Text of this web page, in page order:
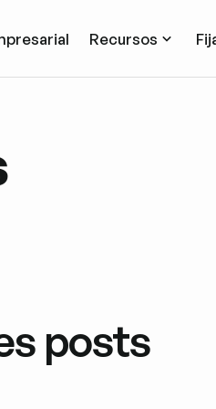
Recursos
posts